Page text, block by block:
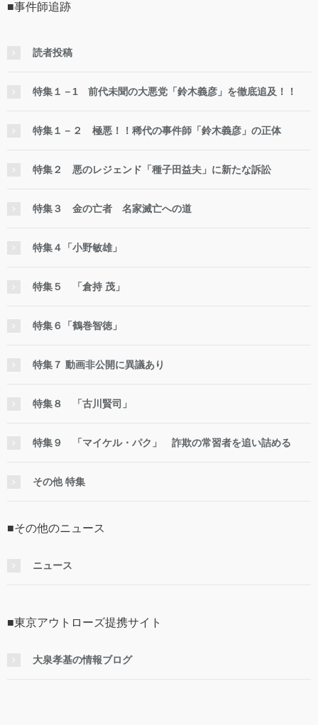
■事件師追跡
読者投稿
特集１－1 前代未聞の大悪党「鈴木義彦」を徹底追及！！
特集１－２ 極悪！！稀代の事件師「鈴木義彦」の正体
特集２ 悪のレジェンド「種子田益夫」に新たな訴訟
特集３ 金の亡者 名家滅亡への道
特集４「小野敏雄」
特集５ 「倉持 茂」
特集６「鶴巻智徳」
特集７ 動画非公開に異議あり
特集８ 「古川賢司」
特集９ 「マイケル・パク」 詐欺の常習者を追い詰める
その他 特集
■その他のニュース
ニュース
■東京アウトローズ提携サイト
大泉孝基の情報ブログ